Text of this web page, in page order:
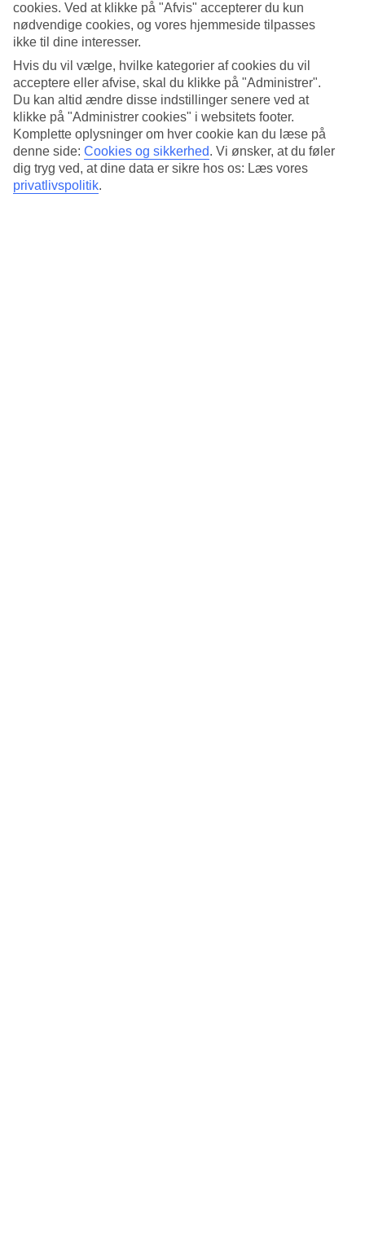
Vær obs på, at prisen kan ændre sig frem til rejsen er bestilt.
Spørgsmål omkring flybilletter
Har TUI billige flybilletter?
cookies. Ved at klikke på "Afvis" accepterer du kun
nødvendige cookies, og vores hjemmeside tilpasses
ikke til dine interesser.
Hvis du vil vælge, hvilke kategorier af cookies du vil
acceptere eller afvise, skal du klikke på "Administrer".
Du kan altid ændre disse indstillinger senere ved at
klikke på "Administrer cookies" i websitets footer.
Komplette oplysninger om hver cookie kan du læse på
denne side: Cookies og sikkerhed. Vi ønsker, at du føler
dig tryg ved, at dine data er sikre hos os: Læs vores
privatlivspolitik.